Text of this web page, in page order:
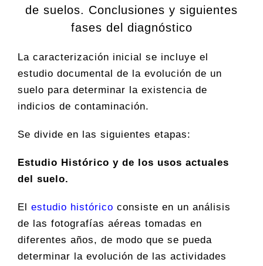
de suelos. Conclusiones y siguientes
fases del diagnóstico
La caracterización inicial se incluye el
estudio documental de la evolución de un
suelo para determinar la existencia de
indicios de contaminación.
Se divide en las siguientes etapas:
Estudio Histórico y de los usos actuales
del suelo.
El estudio histórico consiste en un análisis
de las fotografías aéreas tomadas en
diferentes años, de modo que se pueda
determinar la evolución de las actividades